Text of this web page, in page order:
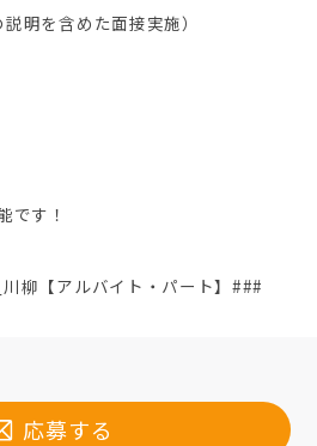
明を含めた面接実施）
です！
柳【アルバイト・パート】###
応募する